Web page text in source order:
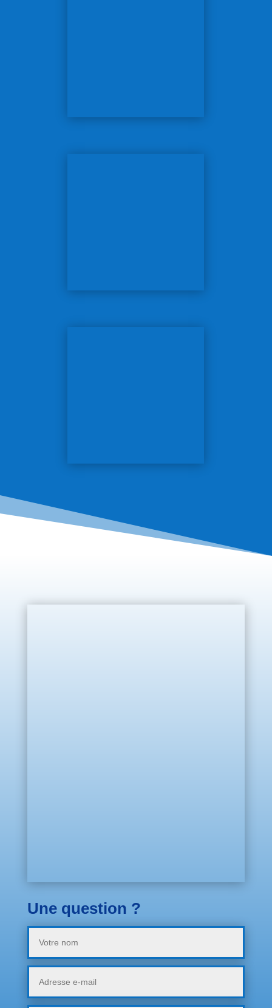
Une question ?